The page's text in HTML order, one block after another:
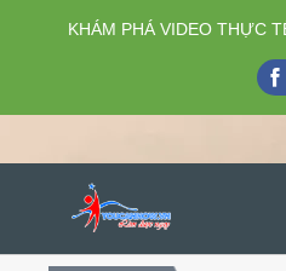
KHÁM PHÁ VIDEO THỰC